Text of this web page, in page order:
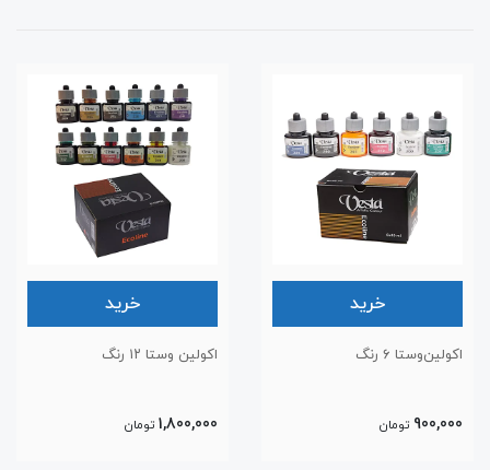
خرید
اکولین‌وستا ۶ رنگ
900,000 تومان
خرید
اکولین وستا ۱۲ رنگ
1,800,000 تومان